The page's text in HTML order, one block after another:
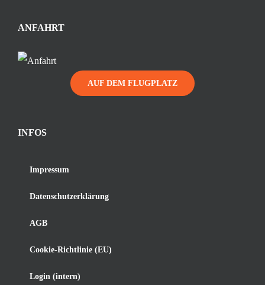
ANFAHRT
AUF DEM FLUGPLATZ
INFOS
Impressum
Datenschutzerklärung
AGB
Cookie-Richtlinie (EU)
Login (intern)